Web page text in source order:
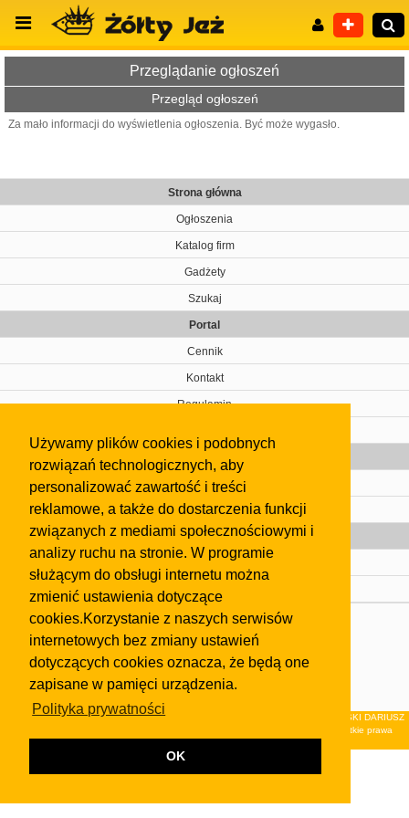
Używamy plików cookies i podobnych
rozwiązań technologicznych, aby
personalizować zawartość i treści
reklamowe, a także do dostarczenia funkcji
związanych z mediami społecznościowymi i
analizy ruchu na stronie. W programie
służącym do obsługi internetu można
zmienić ustawienia dotyczące
cookies.Korzystanie z naszych serwisów
internetowych bez zmiany ustawień
dotyczących cookies oznacza, że będą one
zapisane w pamięci urządzenia.
Polityka prywatności
OK
Przeglądanie ogłoszeń
Przegląd ogłoszeń
Za mało informacji do wyświetlenia ogłoszenia. Być może wygasło.
Strona główna
Ogłoszenia
Katalog firm
Gadżety
Szukaj
Portal
Cennik
Kontakt
Regulamin
Gazeta
Olkusz
Kontakt
Strefa dla biznesu
Biura nieruchomości
Dealerzy i autokomisy
Skontaktuj się z nami
regulaminuiPolityki Prywatności.
Klauzula FB
© 2026Wydawnictwo NEON sp. z o.o. (dawniej: FIRMA NEON MAREK KLUCZEWSKI DARIUSZ
KRAWCZYK s.c.) z siedzibą w Olkuszu, ul.Żuradzka 15, 32-300 Olkusz . Wszystkie prawa